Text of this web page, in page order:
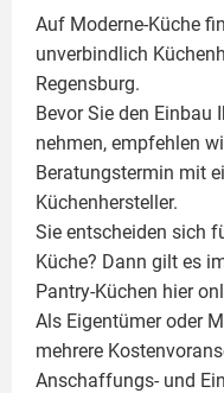
Auf Moderne-Küche
unverbindlich
Regensburg.
Bevor Sie den Einbau
nehmen, empfehlen
Beratungstermin mit
Küchenhersteller.
Sie entscheiden sich
Küche? Dann gilt es
Pantry-Küchen hier
Als Eigentümer oder
mehrere
Anschaffungs- und